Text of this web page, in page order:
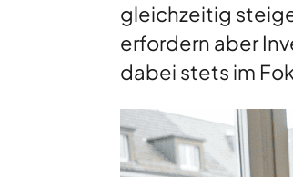
gleichzeitig
erfordern aber
dabei stets im